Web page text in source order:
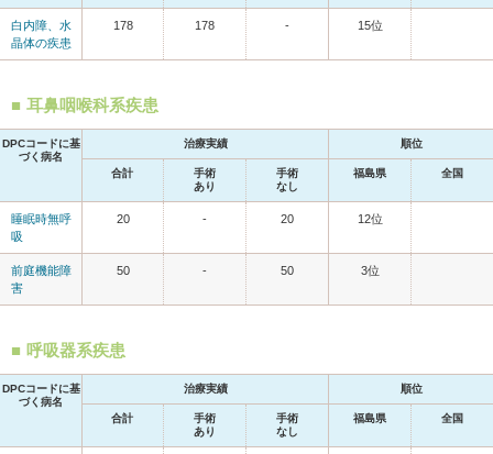
白内障、水
晶体の疾患
178 178 - 15位
耳鼻咽喉科系疾患
DPCコードに基
づく病名
治療実績 順位
合計
手術
あり
手術
なし
福島県 全国
睡眠時無呼
吸
20 - 20 12位
前庭機能障
害
50 - 50 3位
呼吸器系疾患
DPCコードに基
づく病名
治療実績 順位
合計
手術
あり
手術
なし
福島県 全国